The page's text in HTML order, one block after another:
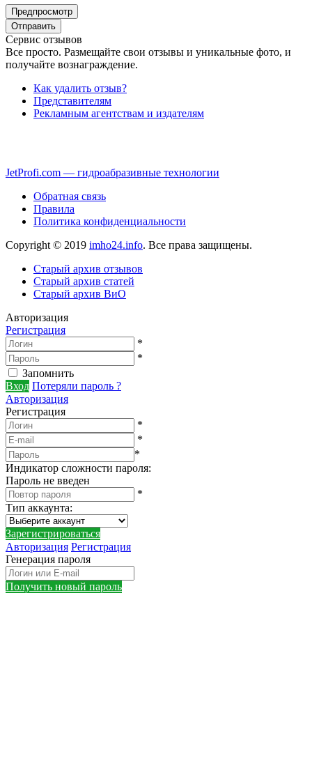
Сервис отзывов
Все просто. Размещайте свои отзывы и уникальные фото, и
получайте вознаграждение.
Как удалить отзыв?
Представителям
Рекламным агентствам и издателям
JetProfi.com — гидроабразивные технологии
Обратная связь
Правила
Политика конфиденциальности
Copyright © 2019 imho24.info. Все права защищены.
Старый архив отзывов
Старый архив статей
Старый архив ВиО
Авторизация
Регистрация
*
*
Запомнить
Вход Потеряли пароль ?
Авторизация
Регистрация
*
*
*
Индикатор сложности пароля:
Пароль не введен
*
Тип аккаунта:
Зарегистрироваться
Авторизация Регистрация
Генерация пароля
Получить новый пароль